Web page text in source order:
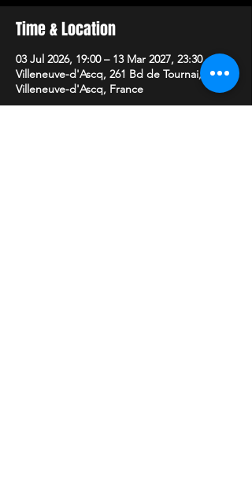
Time & Location
03 Jul 2026, 19:00 – 13 Mar 2027, 23:30
Villeneuve-d'Ascq, 261 Bd de Tournai, 59650
Villeneuve-d'Ascq, France